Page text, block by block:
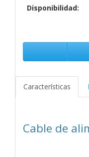
Disponibilidad:
Características
Cable de